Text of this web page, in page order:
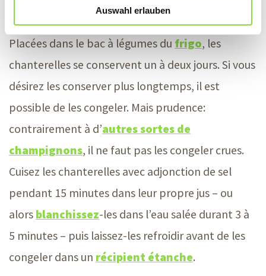
Auswahl erlauben
Plusieurs modes de conservation
Placées dans le bac à légumes du frigo, les
chanterelles se conservent un à deux jours. Si vous
désirez les conserver plus longtemps, il est
possible de les congeler. Mais prudence:
contrairement à d’autres sortes de
champignons, il ne faut pas les congeler crues.
Cuisez les chanterelles avec adjonction de sel
pendant 15 minutes dans leur propre jus – ou
alors blanchissez-les dans l’eau salée durant 3 à
5 minutes – puis laissez-les refroidir avant de les
congeler dans un récipient étanche.